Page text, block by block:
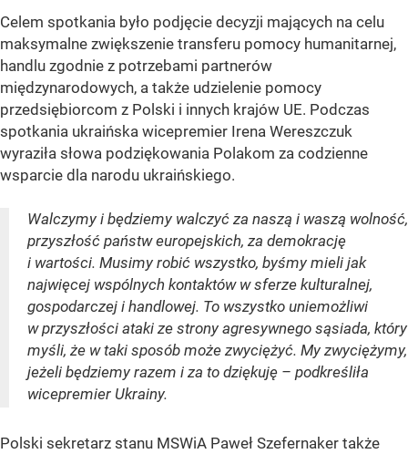
Celem spotkania było podjęcie decyzji mających na celu
maksymalne zwiększenie transferu pomocy humanitarnej,
handlu zgodnie z potrzebami partnerów
międzynarodowych, a także udzielenie pomocy
przedsiębiorcom z Polski i innych krajów UE. Podczas
spotkania ukraińska wicepremier Irena Wereszczuk
wyraziła słowa podziękowania Polakom za codzienne
wsparcie dla narodu ukraińskiego.
Walczymy i będziemy walczyć za naszą i waszą wolność,
przyszłość państw europejskich, za demokrację
i wartości. Musimy robić wszystko, byśmy mieli jak
najwięcej wspólnych kontaktów w sferze kulturalnej,
gospodarczej i handlowej. To wszystko uniemożliwi
w przyszłości ataki ze strony agresywnego sąsiada, który
myśli, że w taki sposób może zwyciężyć. My zwyciężymy,
jeżeli będziemy razem i za to dziękuję – podkreśliła
wicepremier Ukrainy.
Polski sekretarz stanu MSWiA Paweł Szefernaker także